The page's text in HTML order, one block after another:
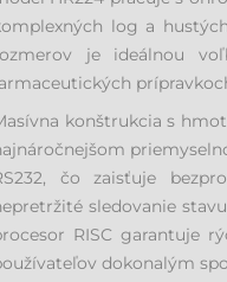
log a
je ideálnou
konštrukcia s
čo zaisťuje
sledovanie
RISC garantuje
dokonalým